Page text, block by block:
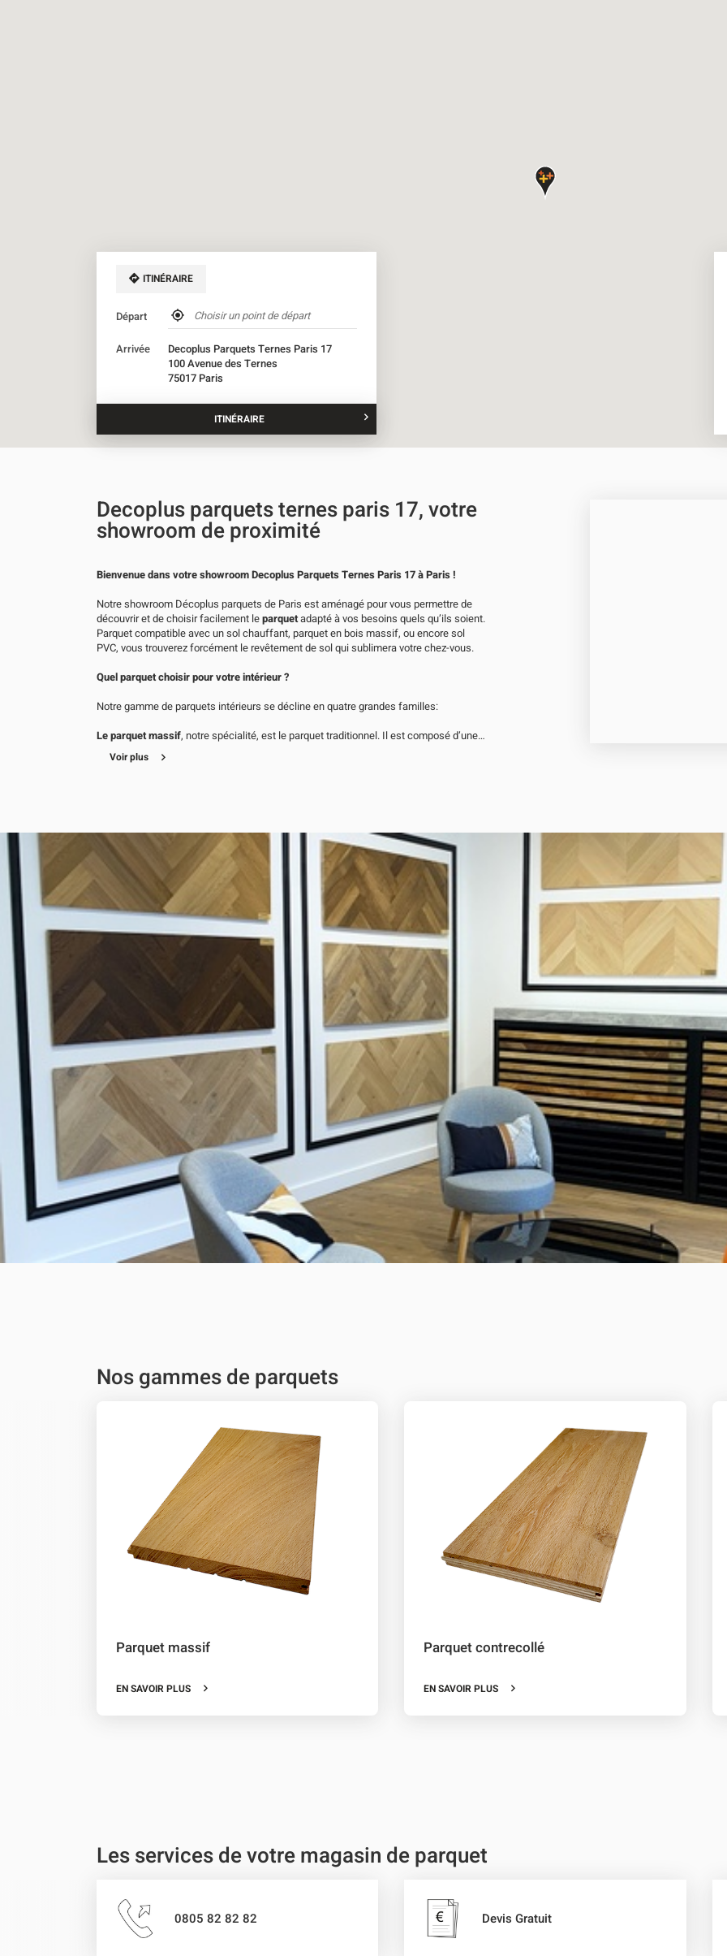
ITINÉRAIRE
Départ
,
trouver
point
de
vente
Parquets
Arrivée
Decoplus Parquets Ternes Paris 17
100 Avenue des Ternes
75017 Paris
ITINÉRAIRE
JUSQU'AU
POINT
DE
TERNES
PARIS
17
Decoplus parquets ternes paris 17, votre
showroom de proximité
Bienvenue dans votre showroom Decoplus Parquets Ternes Paris 17 à Paris !
Notre showroom Décoplus parquets de Paris est aménagé pour vous permettre de
découvrir et de choisir facilement leparquetadapté à vos besoins quels qu’ils soient.
Parquet compatible avec un sol chauffant, parquet en bois massif, ou encore sol
PVC, vous trouverez forcément le revêtement de sol qui sublimera votre chez-vous.
Quel parquet choisir pour votre intérieur ?
Notre gamme de parquets intérieurs se décline en quatre grandes familles:
Le parquet massif, notre spécialité, est le parquet traditionnel. Il est composé d’une
seule variété de bois. Il possède la longévité et le confort du bois.
contrecollé
est esthétiquement similaire au parquet en bois massif. Il est composé
parfaitement adaptés aux pièces humides.
Quelque soit le type de sol que vous choisirez, nous disposons de différentes tailles
et formes de lame. Notamment en
Bâtons rompus et Point de Hongrie
mais
également des formats de lame de plus de 20 cm de large. Que vous recherchiez un
style traditionnel ou contemporain, notre équipe d'experts dans votre magasin de
parquet à Paris est là pour vous aider à trouver le parquet parfait pour votre maison.
Et pour votre parquet d'extérieur ?
Bois exotiques ou composites, permettront d’habiller votre extérieur.Lames de
terrasse
s’adapteront à vos envies. Nos produits sont conçus
spécifiquement pour un usage en extérieur.
Pose et entretien des parquets
Vous posez votre parquet vous-même ? Retrouvez tous les accessoires nécessaires
sur notre site : colles, joints et sous-couches adaptées à vos besoins d’isolation
phonique.
La pose d’un parquet peut être technique et complexe si elle n’est pas réalisée par un
professionnel. C’est pour cela que votre Decoplus Parquets Ternes Paris 17 vous
propose ses services de pose. Faites une demande de
devis!
Il est important d’entretenir son parquet. Selon le type de votre parquet, vous pourrez
utiliser des huiles, vernis et produits d’entretiens spécifiques.
Voir plus
Nos gammes de parquets
Parquet massif
EN SAVOIR PLUS
Parquet contrecollé
EN SAVOIR PLUS
Les services de votre magasin de parquet
0805 82 82 82 Devis Gratuit